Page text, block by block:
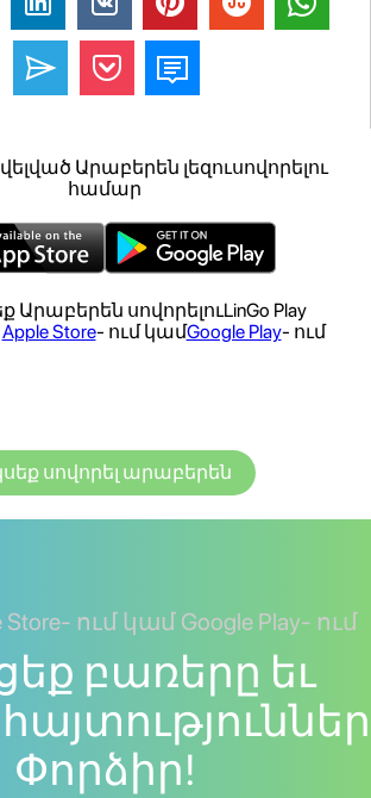
Արաբերեն լեզուսովորելու
համար
Արաբերեն սովորելուLinGo Play
Apple Store- ում կամGoogle Play- ում
սովորել արաբերեն
ում կամ Google Play- ում
բառերը եւ
Փորձիր!